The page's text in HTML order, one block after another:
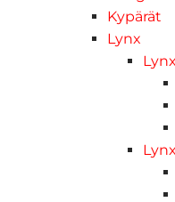
Kypärät
Lynx